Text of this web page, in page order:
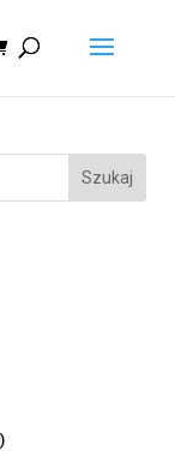
Szukaj
18